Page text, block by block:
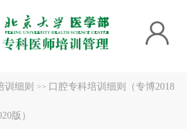
训细则 >> 口腔专科培训细则（专博2018
版）